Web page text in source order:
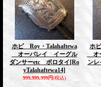
ホピ Roy・Talahaftewa
オーバレイ イーグル
ダンサーetc ボロタイ [Ro
yTalahaftewa14]
999,999,999円(税込)
ホ
オ
ン